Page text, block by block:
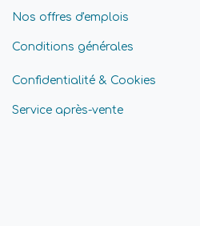
Nos offres d'emplois
Conditions générales
Confidentialité & Cookies
Service après-vente